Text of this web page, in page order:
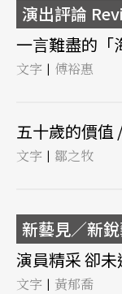
演出評論
一言難盡的「
文字 | 傅裕惠
五十歲的價值
文字 | 鄒之牧
新藝見／新
演員精采 卻
文字 | 黃郁喬